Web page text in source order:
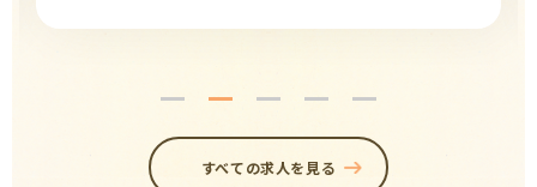
すべての求人を見る